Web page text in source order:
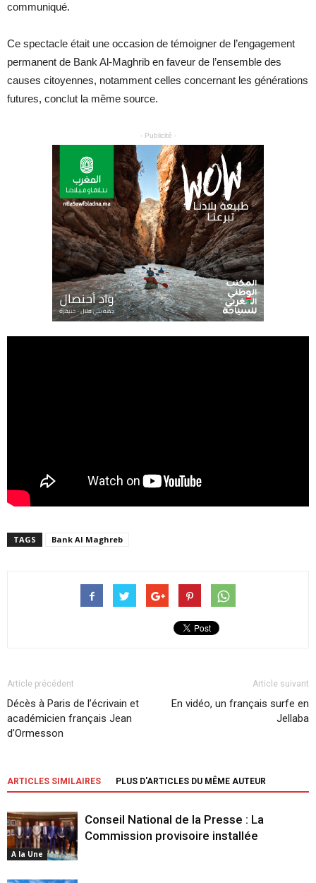
communiqué.
Ce spectacle était une occasion de témoigner de l’engagement
permanent de Bank Al-Maghrib en faveur de l’ensemble des
causes citoyennes, notamment celles concernant les générations
futures, conclut la même source.
- Publicité -
TAGS Bank Al Maghreb
Article précédent
Décès à Paris de l’écrivain et
académicien français Jean
d’Ormesson
Article suivant
En vidéo, un français surfe en
Jellaba
ARTICLES SIMILAIRES PLUS D'ARTICLES DU MÊME AUTEUR
A la Une
Conseil National de la Presse : La
Commission provisoire installée